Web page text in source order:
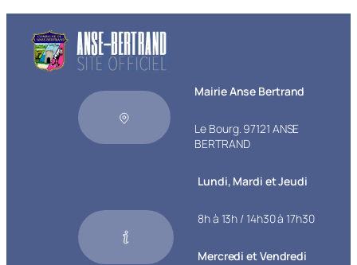
Mairie Anse Bertrand
Le Bourg. 97121 ANSE
BERTRAND
Lundi, Mardi et Jeudi
8h à 13h / 14h30 à 17h30
Mercredi et Vendredi